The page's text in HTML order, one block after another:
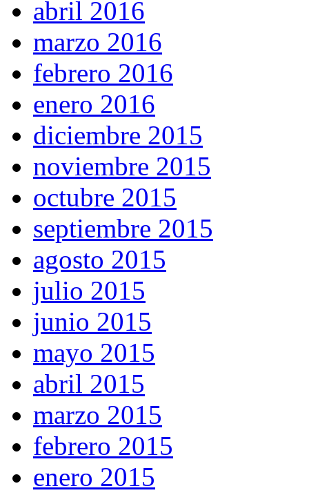
abril 2016
marzo 2016
febrero 2016
enero 2016
diciembre 2015
noviembre 2015
octubre 2015
septiembre 2015
agosto 2015
julio 2015
junio 2015
mayo 2015
abril 2015
marzo 2015
febrero 2015
enero 2015